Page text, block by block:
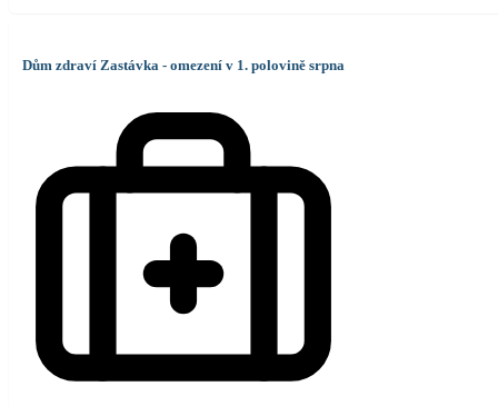
Dům zdraví Zastávka - omezení v 1. polovině srpna